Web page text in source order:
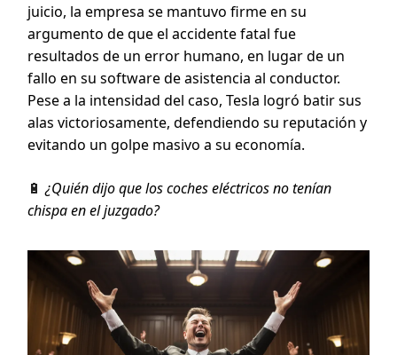
juicio, la empresa se mantuvo firme en su
argumento de que el accidente fatal fue
resultados de un error humano, en lugar de un
fallo en su software de asistencia al conductor.
Pese a la intensidad del caso, Tesla logró batir sus
alas victoriosamente, defendiendo su reputación y
evitando un golpe masivo a su economía.
🔋 ¿Quién dijo que los coches eléctricos no tenían
chispa en el juzgado?